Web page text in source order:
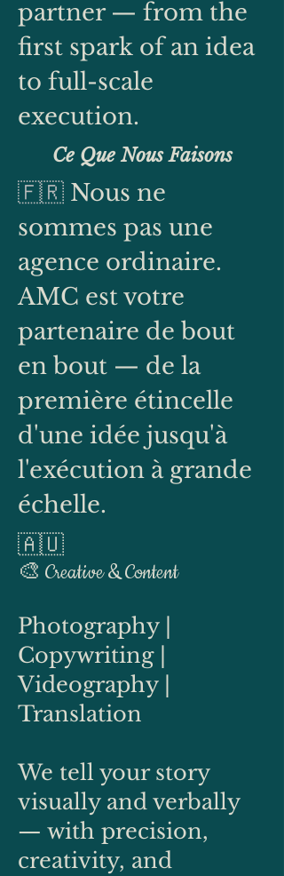
partner — from the
first spark of an idea
to full-scale
execution.
Ce Que Nous Faisons
🇫🇷 Nous ne
sommes pas une
agence ordinaire.
AMC est votre
partenaire de bout
en bout — de la
première étincelle
d'une idée jusqu'à
l'exécution à grande
échelle.
🇦🇺
🎨 Creative & Content
Photography |
Copywriting |
Videography |
Translation
We tell your story
visually and verbally
— with precision,
creativity, and